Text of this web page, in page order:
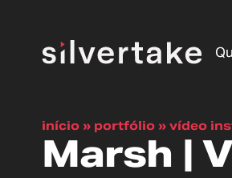
início » portfólio » vídeo
Marsh |